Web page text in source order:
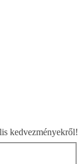
kedvezményekről!